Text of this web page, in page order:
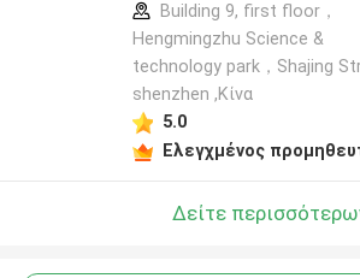
Building 9, first floor，
Hengmingzhu Science &
technology park，Shajing
shenzhen ,Κίνα
5.0
Ελεγχμένος
Δείτε